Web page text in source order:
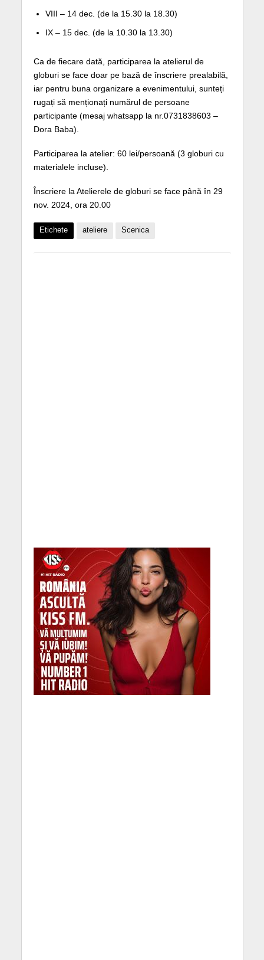
VIII – 14 dec. (de la 15.30 la 18.30)
IX – 15 dec. (de la 10.30 la 13.30)
Ca de fiecare dată, participarea la atelierul de
globuri se face doar pe bază de înscriere prealabilă,
iar pentru buna organizare a evenimentului, sunteți
rugați să menționați numărul de persoane
participante (mesaj whatsapp la nr.0731838603 –
Dora Baba).
Participarea la atelier: 60 lei/persoană (3 globuri cu
materialele incluse).
Înscriere la Atelierele de globuri se face până în 29
nov. 2024, ora 20.00
Etichete ateliere Scenica